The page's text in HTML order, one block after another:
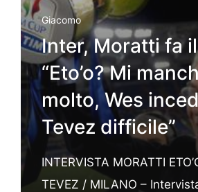
Giacomo
Inter, Moratti fa
“Eto’o? Mi
molto, Wes
Tevez difficile”
INTERVISTA MORATTI
TEVEZ / MILANO –